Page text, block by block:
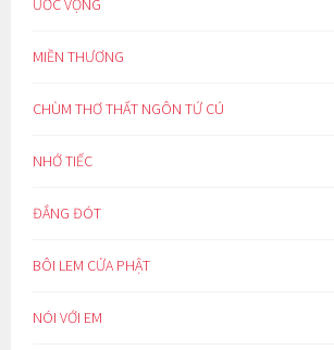
ƯỚC VỌNG
MIỀN THƯƠNG
CHÙM THƠ THẤT NGÔN TỨ CÚ
NHỚ TIẾC
ĐẮNG ĐÓT
BÔI LEM CỬA PHẬT
NÓI VỚI EM